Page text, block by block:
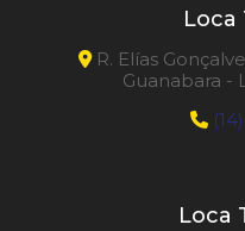
Loca
R. Elías
Guanabara -
Loca